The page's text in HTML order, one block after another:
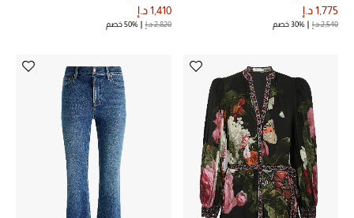
1,775 د.إ
2,540 د.إ 30% خصم
1,410 د.إ
2,820 د.إ 50% خصم